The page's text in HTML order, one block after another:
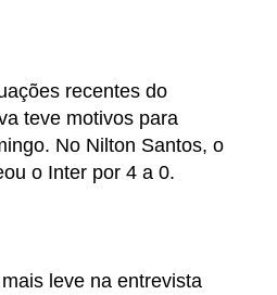
recentes do
teve motivos para
No Nilton Santos, o
o Inter por 4 a 0.
leve na entrevista